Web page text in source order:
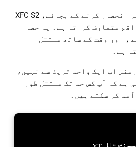
صرف مارکیٹ کی سمت پر انحصار کرنے کے بجائے، XFC S2
متعارف کراتا ہے۔ یہ حصہ
اور وقت کے ساتھ مستقل
ہے۔
اب ایک واحد ٹریڈ سے نہیں،
ہے کہ آپ کس حد تک مستقل طور
کر سکتے ہیں۔